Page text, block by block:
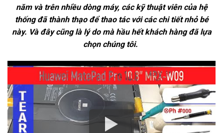
năm và trên nhiều dòng máy, các kỹ thuật viên của hệ
thống đã thành thạo để thao tác với các chi tiết nhỏ bé
này. Và đây cũng là lý do mà hầu hết khách hàng đã lựa
chọn chúng tôi.